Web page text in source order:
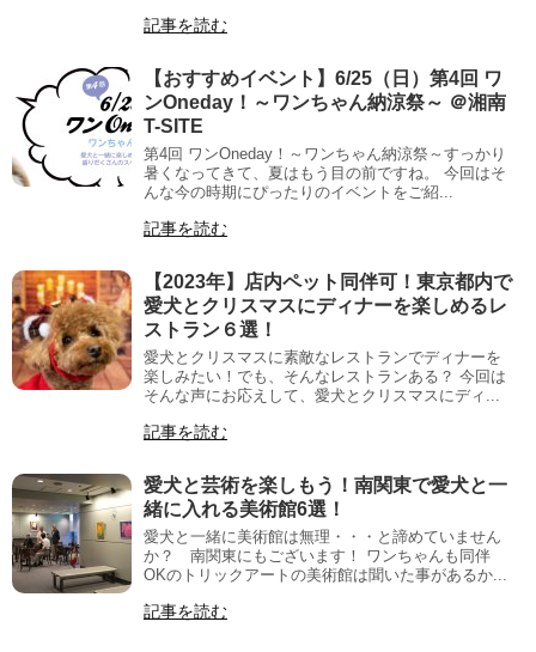
記事を読む
【おすすめイベント】6/25（日）第4回 ワ
ンOneday！～ワンちゃん納涼祭～ ＠湘南
T-SITE
第4回 ワンOneday！～ワンちゃん納涼祭～すっかり
暑くなってきて、夏はもう目の前ですね。 今回はそ
んな今の時期にぴったりのイベントをご紹...
記事を読む
【2023年】店内ペット同伴可！東京都内で
愛犬とクリスマスにディナーを楽しめるレ
ストラン６選！
愛犬とクリスマスに素敵なレストランでディナーを
楽しみたい！でも、そんなレストランある？ 今回は
そんな声にお応えして、愛犬とクリスマスにディ...
記事を読む
愛犬と芸術を楽しもう！南関東で愛犬と一
緒に入れる美術館6選！
愛犬と一緒に美術館は無理・・・と諦めていません
か？ 南関東にもございます！ ワンちゃんも同伴
OKのトリックアートの美術館は聞いた事があるか...
記事を読む